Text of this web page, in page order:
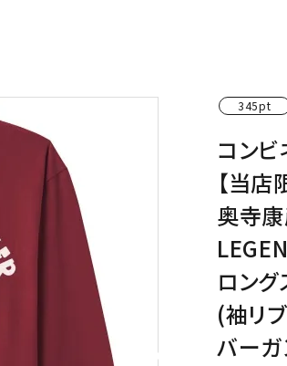
345pt
コンビ
【当
奥寺
ロング
(袖リ
バーガ